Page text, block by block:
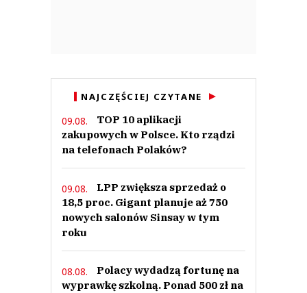
NAJCZĘŚCIEJ CZYTANE
09.08.
TOP 10 aplikacji
zakupowych w Polsce. Kto rządzi
na telefonach Polaków?
09.08.
LPP zwiększa sprzedaż o
18,5 proc. Gigant planuje aż 750
nowych salonów Sinsay w tym
roku
08.08.
Polacy wydadzą fortunę na
wyprawkę szkolną. Ponad 500 zł na